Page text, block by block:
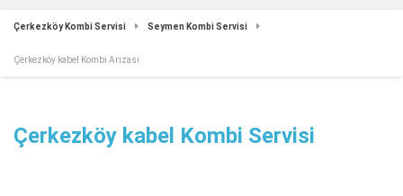
Çerkezköy Kombi Servisi Seymen Kombi Servisi
Çerkezköy kabel Kombi Arızası
Çerkezköy kabel Kombi Servisi